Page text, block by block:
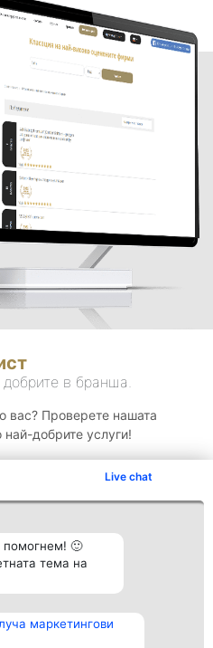
Live chat
помогнем! 🙂
тема на
маркетингови
в бранша.
вас? Проверете нашата
добрите услуги!
Контакти